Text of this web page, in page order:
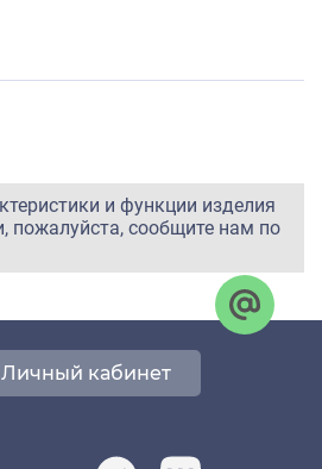
и функции изделия
пожалуйста, сообщите нам по
Личный кабинет